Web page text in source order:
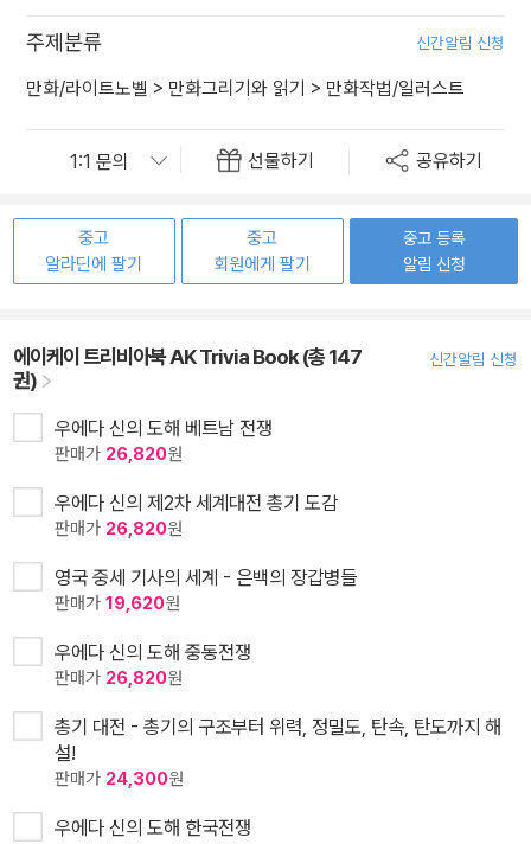
주제분류 신간알림 신청
만화/라이트노벨 > 만화그리기와 읽기 > 만화작법/일러스트
선물하기 공유하기
중고
알라딘에 팔기
중고
회원에게 팔기
중고 등록
알림 신청
에이케이 트리비아북 AK Trivia Book (총 147
권)
신간알림 신청
우에다 신의 도해 베트남 전쟁
판매가 26,820원
우에다 신의 제2차 세계대전 총기 도감
판매가 26,820원
영국 중세 기사의 세계 - 은백의 장갑병들
판매가 19,620원
우에다 신의 도해 중동전쟁
판매가 26,820원
총기 대전 - 총기의 구조부터 위력, 정밀도, 탄속, 탄도까지 해
설!
판매가 24,300원
우에다 신의 도해 한국전쟁